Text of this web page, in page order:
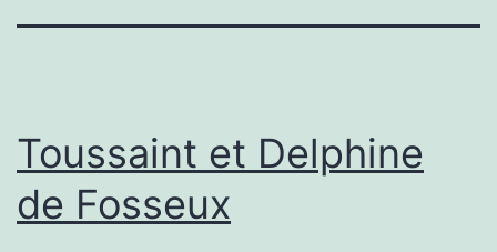
Toussaint et Delphine
de Fosseux